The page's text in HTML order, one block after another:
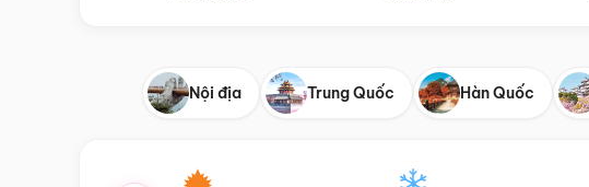
Nội địa Trung Quốc Hàn Quốc